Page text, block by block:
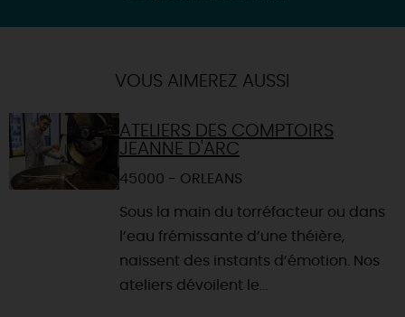
VOUS AIMEREZ AUSSI
ATELIERS DES COMPTOIRS
JEANNE D'ARC
45000 - ORLEANS
Sous la main du torréfacteur ou dans
l’eau frémissante d’une théière,
naissent des instants d’émotion. Nos
ateliers dévoilent le...